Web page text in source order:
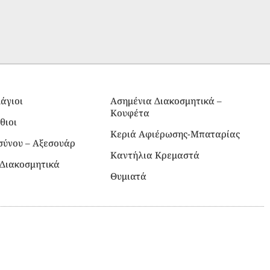
– Αξεσουάρ
Ασημένια Διακοσμητικά –
Κουφέτα
Κεριά Αφιέρωσης-Μπαταρίας
Καντήλια Κρεμαστά
Θυμιατά